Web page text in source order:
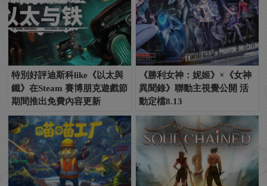
特別好評迪斯科like《以太與
鐵》在Steam 賽博朋克遊戲節
期間推出免費內容更新
《勝利女神：妮姬》×《女神
異聞錄》聯動主視覺公開 活
動定檔8.13